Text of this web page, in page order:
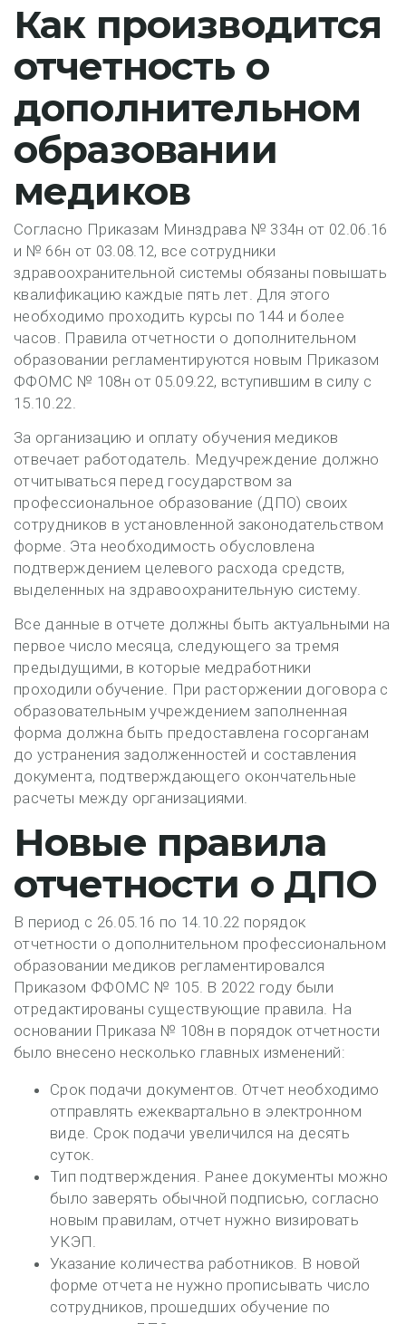
Как производится
отчетность о
дополнительном
образовании
медиков
Согласно Приказам Минздрава № 334н от 02.06.16
и № 66н от 03.08.12, все сотрудники
здравоохранительной системы обязаны повышать
квалификацию каждые пять лет. Для этого
необходимо проходить курсы по 144 и более
часов. Правила отчетности о дополнительном
образовании регламентируются новым Приказом
ФФОМС № 108н от 05.09.22, вступившим в силу с
15.10.22.
За организацию и оплату обучения медиков
отвечает работодатель. Медучреждение должно
отчитываться перед государством за
профессиональное образование (ДПО) своих
сотрудников в установленной законодательством
форме. Эта необходимость обусловлена
подтверждением целевого расхода средств,
выделенных на здравоохранительную систему.
Все данные в отчете должны быть актуальными на
первое число месяца, следующего за тремя
предыдущими, в которые медработники
проходили обучение. При расторжении договора с
образовательным учреждением заполненная
форма должна быть предоставлена госорганам
до устранения задолженностей и составления
документа, подтверждающего окончательные
расчеты между организациями.
Новые правила
отчетности о ДПО
В период с 26.05.16 по 14.10.22 порядок
отчетности о дополнительном профессиональном
образовании медиков регламентировался
Приказом ФФОМС № 105. В 2022 году были
отредактированы существующие правила. На
основании Приказа № 108н в порядок отчетности
было внесено несколько главных изменений:
Срок подачи документов. Отчет необходимо
отправлять ежеквартально в электронном
виде. Срок подачи увеличился на десять
суток.
Тип подтверждения. Ранее документы можно
было заверять обычной подписью, согласно
новым правилам, отчет нужно визировать
УКЭП.
Указание количества работников. В новой
форме отчета не нужно прописывать число
сотрудников, прошедших обучение по